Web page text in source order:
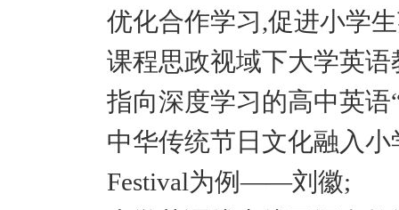
优化合作学习,促进小学
课程思政视域下大学英
指向深度学习的高中英
中华传统节日文化融入
Festival为例——刘徽;